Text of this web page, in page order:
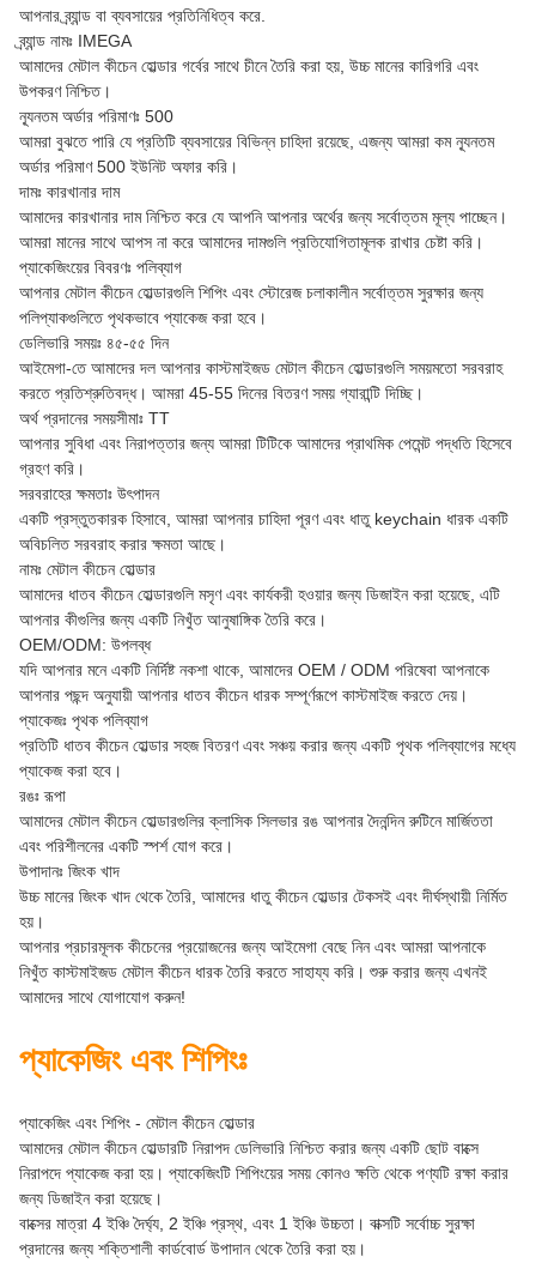
আপনার ব্র্যান্ড বা ব্যবসায়ের প্রতিনিধিত্ব করে.
ব্র্যান্ড নামঃ IMEGA
আমাদের মেটাল কীচেন হোল্ডার গর্বের সাথে চীনে তৈরি করা হয়, উচ্চ মানের কারিগরি এবং
উপকরণ নিশ্চিত।
ন্যূনতম অর্ডার পরিমাণঃ 500
আমরা বুঝতে পারি যে প্রতিটি ব্যবসায়ের বিভিন্ন চাহিদা রয়েছে, এজন্য আমরা কম ন্যূনতম
অর্ডার পরিমাণ 500 ইউনিট অফার করি।
দামঃ কারখানার দাম
আমাদের কারখানার দাম নিশ্চিত করে যে আপনি আপনার অর্থের জন্য সর্বোত্তম মূল্য পাচ্ছেন।
আমরা মানের সাথে আপস না করে আমাদের দামগুলি প্রতিযোগিতামূলক রাখার চেষ্টা করি।
প্যাকেজিংয়ের বিবরণঃ পলিব্যাগ
আপনার মেটাল কীচেন হোল্ডারগুলি শিপিং এবং স্টোরেজ চলাকালীন সর্বোত্তম সুরক্ষার জন্য
পলিপ্যাকগুলিতে পৃথকভাবে প্যাকেজ করা হবে।
ডেলিভারি সময়ঃ ৪৫-৫৫ দিন
আইমেগা-তে আমাদের দল আপনার কাস্টমাইজড মেটাল কীচেন হোল্ডারগুলি সময়মতো সরবরাহ
করতে প্রতিশ্রুতিবদ্ধ। আমরা 45-55 দিনের বিতরণ সময় গ্যারান্টি দিচ্ছি।
অর্থ প্রদানের সময়সীমাঃ TT
আপনার সুবিধা এবং নিরাপত্তার জন্য আমরা টিটিকে আমাদের প্রাথমিক পেমেন্ট পদ্ধতি হিসেবে
গ্রহণ করি।
সরবরাহের ক্ষমতাঃ উৎপাদন
একটি প্রস্তুতকারক হিসাবে, আমরা আপনার চাহিদা পূরণ এবং ধাতু keychain ধারক একটি
অবিচলিত সরবরাহ করার ক্ষমতা আছে।
নামঃ মেটাল কীচেন হোল্ডার
আমাদের ধাতব কীচেন হোল্ডারগুলি মসৃণ এবং কার্যকরী হওয়ার জন্য ডিজাইন করা হয়েছে, এটি
আপনার কীগুলির জন্য একটি নিখুঁত আনুষাঙ্গিক তৈরি করে।
OEM/ODM: উপলব্ধ
যদি আপনার মনে একটি নির্দিষ্ট নকশা থাকে, আমাদের OEM / ODM পরিষেবা আপনাকে
আপনার পছন্দ অনুযায়ী আপনার ধাতব কীচেন ধারক সম্পূর্ণরূপে কাস্টমাইজ করতে দেয়।
প্যাকেজঃ পৃথক পলিব্যাগ
প্রতিটি ধাতব কীচেন হোল্ডার সহজ বিতরণ এবং সঞ্চয় করার জন্য একটি পৃথক পলিব্যাগের মধ্যে
প্যাকেজ করা হবে।
রঙঃ রূপা
আমাদের মেটাল কীচেন হোল্ডারগুলির ক্লাসিক সিলভার রঙ আপনার দৈনন্দিন রুটিনে মার্জিততা
এবং পরিশীলনের একটি স্পর্শ যোগ করে।
উপাদানঃ জিংক খাদ
উচ্চ মানের জিংক খাদ থেকে তৈরি, আমাদের ধাতু কীচেন হোল্ডার টেকসই এবং দীর্ঘস্থায়ী নির্মিত
হয়।
আপনার প্রচারমূলক কীচেনের প্রয়োজনের জন্য আইমেগা বেছে নিন এবং আমরা আপনাকে
নিখুঁত কাস্টমাইজড মেটাল কীচেন ধারক তৈরি করতে সাহায্য করি। শুরু করার জন্য এখনই
আমাদের সাথে যোগাযোগ করুন!
প্যাকেজিং এবং শিপিংঃ
প্যাকেজিং এবং শিপিং - মেটাল কীচেন হোল্ডার
আমাদের মেটাল কীচেন হোল্ডারটি নিরাপদ ডেলিভারি নিশ্চিত করার জন্য একটি ছোট বাক্সে
নিরাপদে প্যাকেজ করা হয়। প্যাকেজিংটি শিপিংয়ের সময় কোনও ক্ষতি থেকে পণ্যটি রক্ষা করার
জন্য ডিজাইন করা হয়েছে।
বাক্সের মাত্রা 4 ইঞ্চি দৈর্ঘ্য, 2 ইঞ্চি প্রস্থ, এবং 1 ইঞ্চি উচ্চতা। বাক্সটি সর্বোচ্চ সুরক্ষা
প্রদানের জন্য শক্তিশালী কার্ডবোর্ড উপাদান থেকে তৈরি করা হয়।